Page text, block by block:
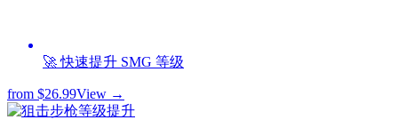
🚀 快速提升 SMG 等级
from $26.99View →